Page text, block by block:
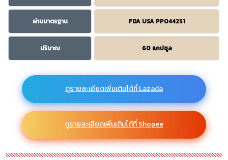
ผ่านมาตรฐาน FDA USA PP044251
ปริมาณ 60 แคปซูล
ดูรายละเอียดเพิ่มเติมได้ที่ Lazada
ดูรายละเอียดเพิ่มเติมได้ที่ Shopee